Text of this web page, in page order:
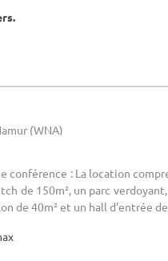
(WNA)
conférence : La location
de 150m², un parc
de 40m² et un hall d'entrée de